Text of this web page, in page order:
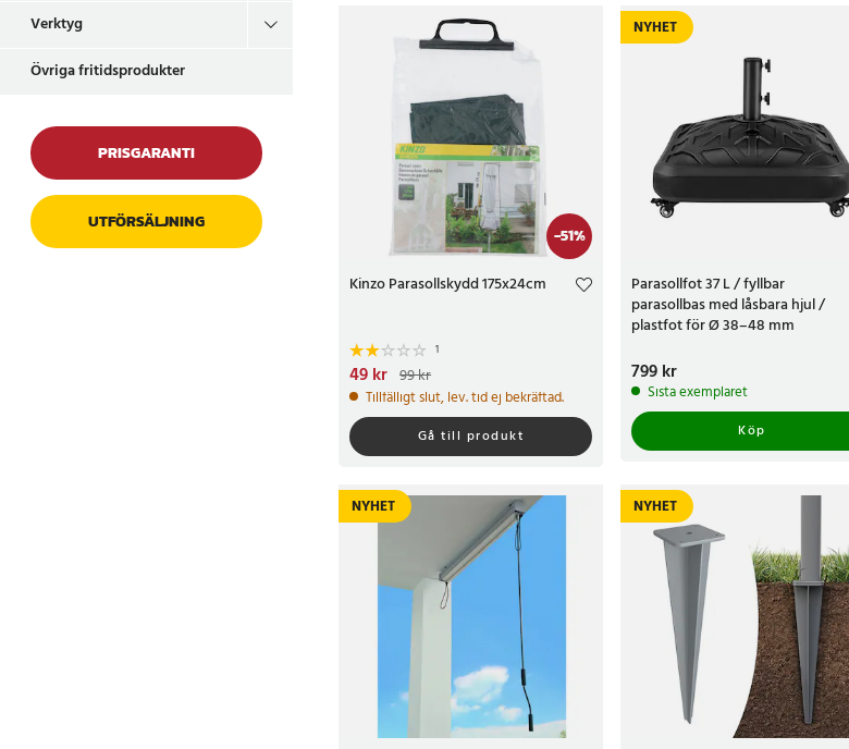
Verktyg
Övriga fritidsprodukter
PRISGARANTI
UTFÖRSÄLJNING
-51%
Kinzo Parasollskydd 175x24cm
1
Nuvarande pris
99 kr
49 kr 99 kr
Tillfälligt slut, lev. tid ej bekräftad.
Gå till produkt
NYHET
Parasollfot 37 L / fyllbar
parasollbas med låsbara hjul /
plastfot för Ø 38–48 mm
Pris:799 kr
799 kr
Sista exemplaret
Köp
NYHET NYHET